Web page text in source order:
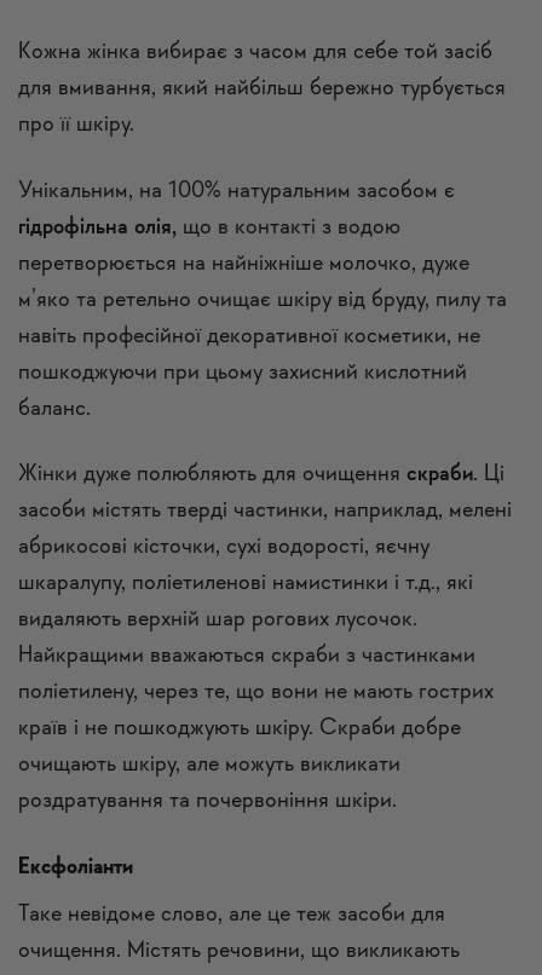
Кожна жінка вибирає з часом для себе той засіб
для вмивання, який найбільш бережно турбується
про її шкіру.
Унікальним, на 100% натуральним засобом є
гідрофільна олія, що в контакті з водою
перетворюється на найніжніше молочко, дуже
м’яко та ретельно очищає шкіру від бруду, пилу та
навіть професійної декоративної косметики, не
пошкоджуючи при цьому захисний кислотний
баланс.
Жінки дуже полюбляють для очищення скраби. Ці
засоби містять тверді частинки, наприклад, мелені
абрикосові кісточки, сухі водорості, яєчну
шкаралупу, поліетиленові намистинки і т.д., які
видаляють верхній шар рогових лусочок.
Найкращими вважаються скраби з частинками
поліетилену, через те, що вони не мають гострих
країв і не пошкоджують шкіру. Скраби добре
очищають шкіру, але можуть викликати
роздратування та почервоніння шкіри.
Ексфоліанти
Таке невідоме слово, але це теж засоби для
очищення. Містять речовини, що викликають